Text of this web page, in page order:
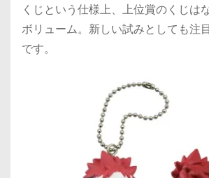
くじという仕様上、上位賞のくじは
ボリューム。新しい試みとしても注
です。